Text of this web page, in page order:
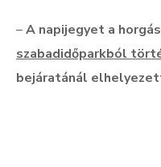
–A napijegyet a
szabadidőparkból
bejáratánál